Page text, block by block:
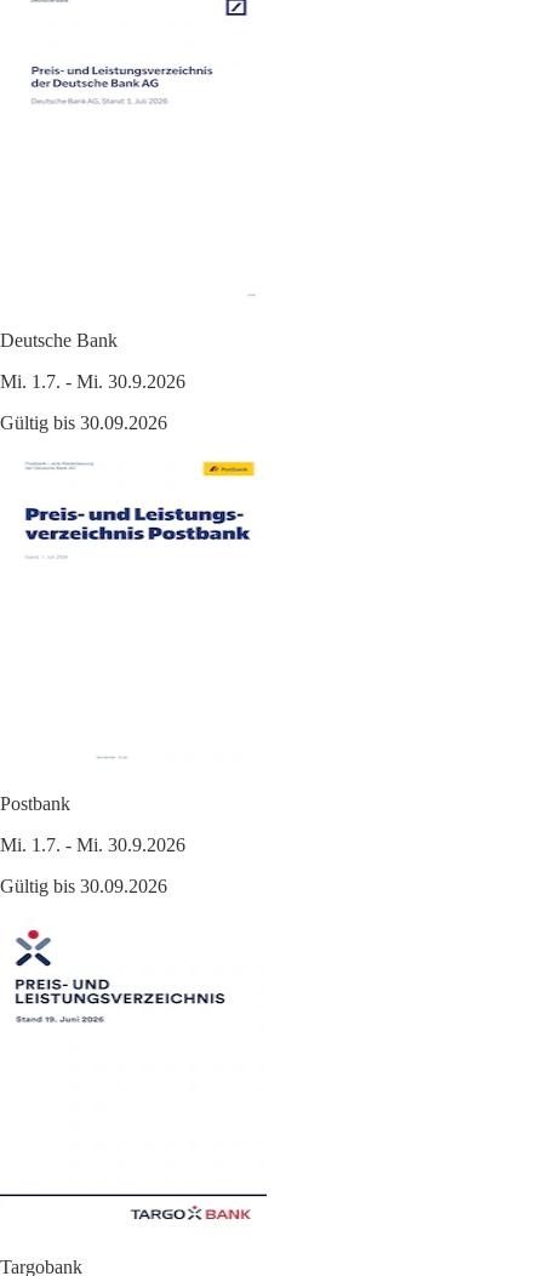
Deutsche Bank
Mi. 1.7. - Mi. 30.9.2026
Gültig bis 30.09.2026
Postbank
Mi. 1.7. - Mi. 30.9.2026
Gültig bis 30.09.2026
Targobank